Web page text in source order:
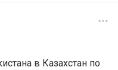
в Казахстан по